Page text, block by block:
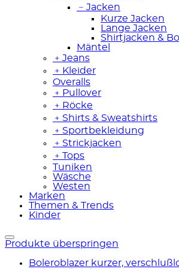
﹣ Jacken
Kurze Jacken
Lange Jacken
Shirtjacken &
Mäntel
﹢ Jeans
﹢ Kleider
Overalls
﹢ Pullover
﹢ Röcke
﹢ Shirts & Sweatshirts
﹢ Sportbekleidung
﹢ Strickjacken
﹢ Tops
Tuniken
Wäsche
Westen
Marken
Themen & Trends
Kinder
Produkte überspringen
Boleroblazer kurzer,